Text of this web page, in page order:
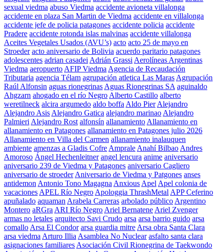
sexual viedma abuso Viedma accidente avioneta villalonga
accidente en plaza San Martin de Viedma accidente en villalonga
accidente jefe de policia patagones accidente policia accidente
Pradere accidente rotonda islas malvinas accidente villalonga
Aceites Vegetales Usados (AVU’s) acto acto 25 de mayo en
Stroeder acto aniversario de Bolivia acuerdo paritario patagones
adolescentes adrian casadei Adrián Grassi Aerolíneas Argentinas
Viedma aeropuerto AFIP Viedma Agencia de Recaudación
Tributaria agencia Télam agrupación atletica Las Maras Agrupación
Raúl Alfonsin aguas rionegrinas Aguas Rionegrinas SA aguinaldo
Ahgzarn ahogado en el río Negro Alberto Castillo alberto
weretilneck alcira argumedo aldo boffa Aldo Pier Alejandro
Alejandro Asis Alejandro Gatica alejandro marinao Alejandro
Palmieri Alejandro Rost alfonsín allanamiento Allanamiento en
allanamiento en Patagones allanamiento en Patagones julio 2026
Allanamiento en Villa del Carmen allanamiento inalauquen
ambiente amenzas a Gladis Cofre Amprale Anahí Bilbao Andres
Amoroso Ángel Hechenleitner angel lencura anime aniversario
aniversario 239 de Viedma y Patagones aniversario Cagliero
aniversario de stroeder Aniversario de Viedma y Patgones anses
antidemon Antonio Tono Magagna Anxious Apel Apel colonia de
vacaciones APEL Río Negro Apologgia ThrashMetal APP Ceferino
apuñalado aquaman Arabela Carreras arbolado público Argentino
Montero aRGra ARI Río Negro Ariel Bernatene Ariel Zvenger
armas no letales arquitecto Savi Crudo arsa arsa barrio guido arsa
comallo Arsa El Condor arsa guardia mitre Arsa obra Santa Clara
arsa viedma Arturo Illia Asamblea No Nuclear asfalto santa clara
asignaciones familiares Asociación Civil Rionegrina de Taekwondo